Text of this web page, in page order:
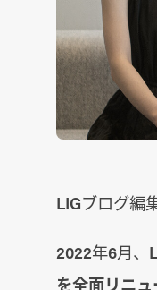
LIGブログ編
2022年6月、
を全面リニュ